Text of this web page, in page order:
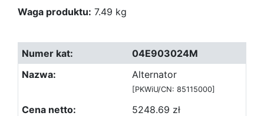
Waga produktu: 7.49 kg
04E903024M
Alternator
[PKWiU/CN: 85115000]
5248.69 zł